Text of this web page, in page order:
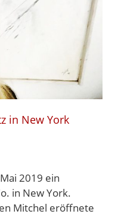
in New York
2019 ein
in New York.
Mitchel eröffnete